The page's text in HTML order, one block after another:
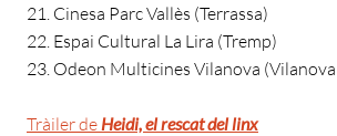
Cinesa Parc Vallès (Terrassa)
Espai Cultural La Lira (Tremp)
Odeon Multicines Vilanova
Tràiler de Heidi, el rescat del linx